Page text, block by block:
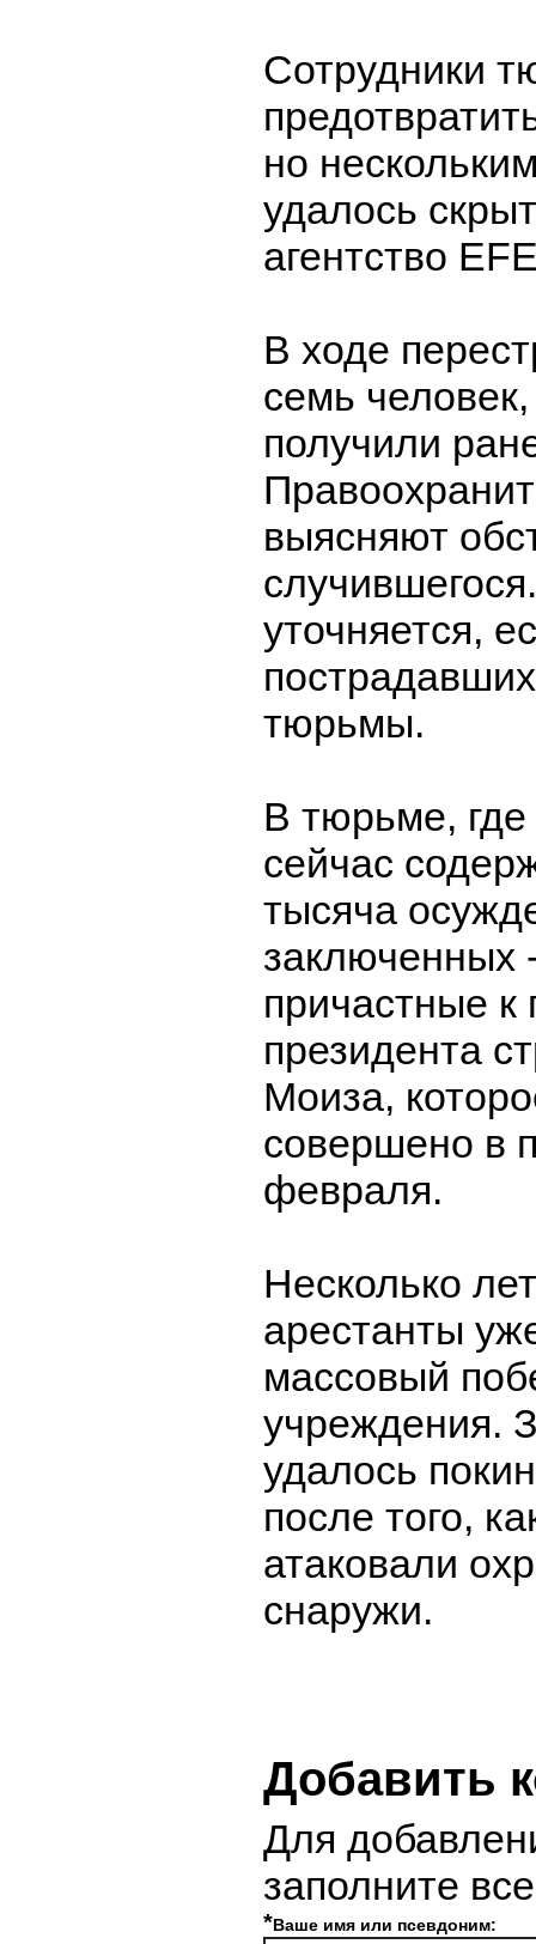
Сотрудники
но
удалось
агентство
В ходе
семь
получили
выясняют
уточняется,
тюрьмы.
В тюрьме,
сейчас
тысяча
заключенных
причастные
президента
Моиза,
совершено в
февраля.
Несколько
арестанты
массовый
учреждения.
удалось
после того,
атаковали
снаружи.
Добавить
Для
заполните
*Ваше имя или псевдоним: